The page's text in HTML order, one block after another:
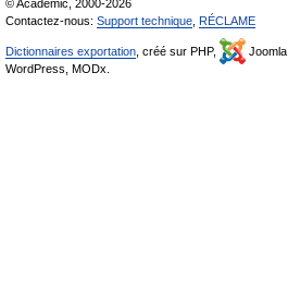
© Academic, 2000-2026
Contactez-nous: Support technique RÉCLAME
Dictionnaires exportation , créé sur PHP, Joomla,
WordPress, MODx.